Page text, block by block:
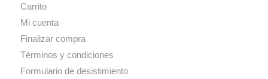
Carrito
Mi cuenta
Finalizar compra
Términos y condiciones
Formulario de desistimiento